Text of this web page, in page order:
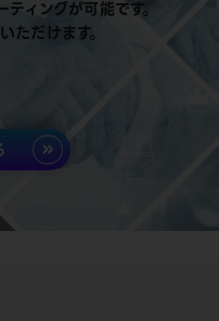
ィングが可能です。
ただけます。